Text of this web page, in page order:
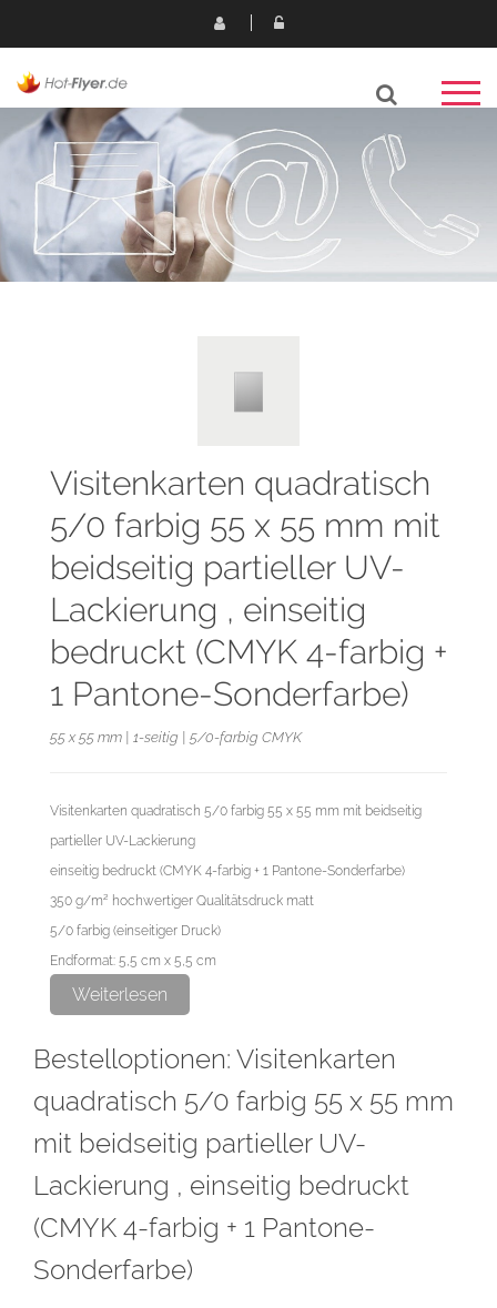
Visitenkarten quadratisch
5/0 farbig 55 x 55 mm mit
beidseitig partieller UV-
Lackierung , einseitig
bedruckt (CMYK 4-farbig +
1 Pantone-Sonderfarbe)
55 x 55 mm | 1-seitig | 5/0-farbig CMYK
Visitenkarten quadratisch 5/0 farbig 55 x 55 mm mit beidseitig
partieller UV-Lackierung
einseitig bedruckt (CMYK 4-farbig + 1 Pantone-Sonderfarbe)
350 g/m² hochwertiger Qualitätsdruck matt
5/0 farbig (einseitiger Druck)
Endformat: 5,5 cm x 5,5 cm
Datenformat: 6,1 cm x 6,1 cm
Bitte den partiellen UV-Lack als Volltonfarbe (100% Magenta)
müssen auf Überdrucken stehen, voll deckend sein (kein Raster!)
und eine Linienstärke von mindestens 1 Punkt haben.
Diese Auflage wird im hochwertigen Offsetdruck hergestellt.
Weiterlesen
Bestelloptionen: Visitenkarten
quadratisch 5/0 farbig 55 x 55 mm
mit beidseitig partieller UV-
Lackierung , einseitig bedruckt
(CMYK 4-farbig + 1 Pantone-
Sonderfarbe)